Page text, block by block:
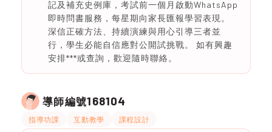
記及補充史例庫，考試前一個月啟動WhatsApp
即時問書服務，每星期向家長匯報學習表現。
深信正確方法、持續演練與用心引導三者並
行，學生必能自信應對公開試挑戰。 如有興趣
安排***或查詢，歡迎隨時聯絡。
導師編號168104
指導功課 互動教學 課程設計